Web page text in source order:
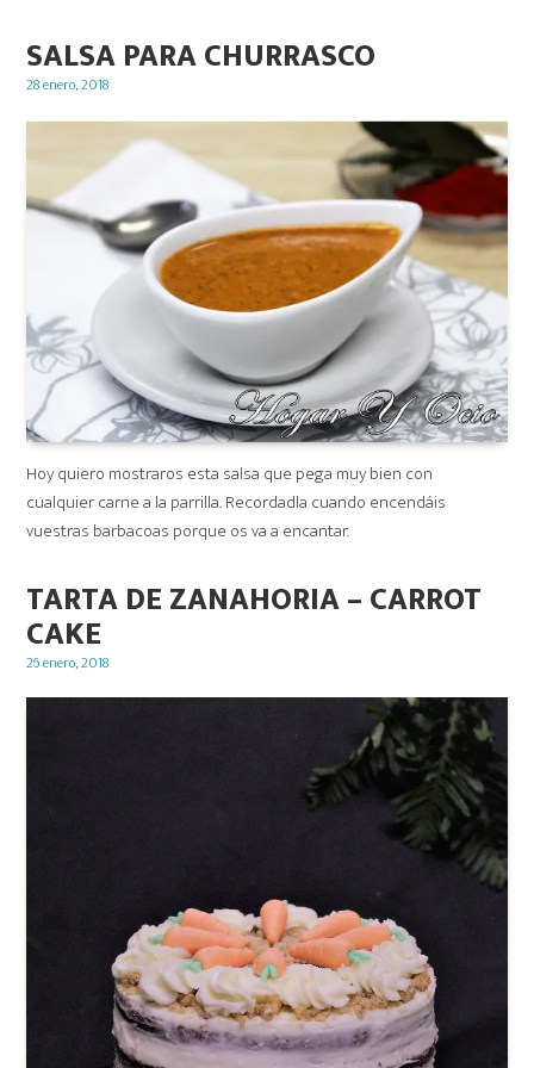
SALSA PARA CHURRASCO
Posted
28 enero, 2018
Hoy quiero mostraros esta salsa que pega muy bien con
cualquier carne a la parrilla. Recordadla cuando encendáis
vuestras barbacoas porque os va a encantar.
TARTA DE ZANAHORIA – CARROT
CAKE
Posted
26 enero, 2018